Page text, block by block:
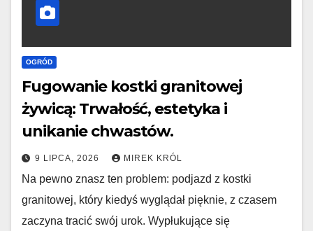
OGRÓD
Fugowanie kostki granitowej
żywicą: Trwałość, estetyka i
unikanie chwastów.
9 LIPCA, 2026 MIREK KRÓL
Na pewno znasz ten problem: podjazd z kostki
granitowej, który kiedyś wyglądał pięknie, z czasem
zaczyna tracić swój urok. Wypłukujące się